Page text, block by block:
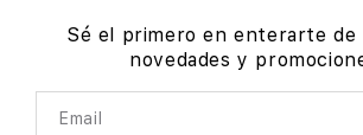
Sé el primero en enterarte de
novedades y
Email